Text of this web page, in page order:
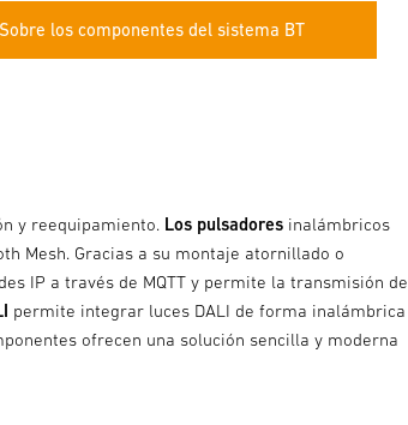
Sobre los componentes del sistema BT
y reequipamiento. Los pulsadores inalámbricos
Mesh. Gracias a su montaje atornillado o
IP a través de MQTT y permite la transmisión de
permite integrar luces DALI de forma inalámbrica
ofrecen una solución sencilla y moderna